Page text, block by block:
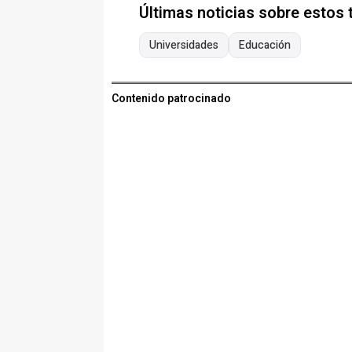
Últimas noticias sobre estos
Universidades Educación
Contenido patrocinado